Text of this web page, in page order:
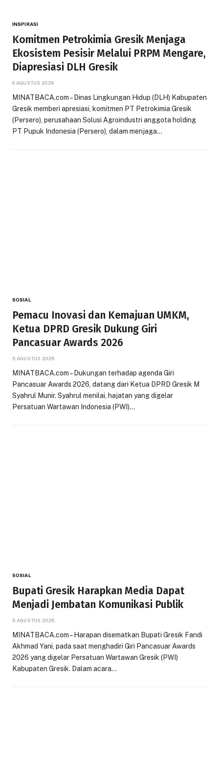
INSPIRASI
Komitmen Petrokimia Gresik Menjaga
Ekosistem Pesisir Melalui PRPM Mengare,
Diapresiasi DLH Gresik
6 AGUSTUS 2026
MINATBACA.com – Dinas Lingkungan Hidup (DLH) Kabupaten
Gresik memberi apresiasi, komitmen PT Petrokimia Gresik
(Persero), perusahaan Solusi Agroindustri anggota holding
PT Pupuk Indonesia (Persero), dalam menjaga…
SOSIAL
Pemacu Inovasi dan Kemajuan UMKM,
Ketua DPRD Gresik Dukung Giri
Pancasuar Awards 2026
5 AGUSTUS 2026
MINATBACA.com – Dukungan terhadap agenda Giri
Pancasuar Awards 2026, datang dari Ketua DPRD Gresik M
Syahrul Munir. Syahrul menilai, hajatan yang digelar
Persatuan Wartawan Indonesia (PWI)…
SOSIAL
Bupati Gresik Harapkan Media Dapat
Menjadi Jembatan Komunikasi Publik
5 AGUSTUS 2026
MINATBACA.com – Harapan disematkan Bupati Gresik Fandi
Akhmad Yani, pada saat menghadiri Giri Pancasuar Awards
2026 yang digelar Persatuan Wartawan Gresik (PWI)
Kabupaten Gresik. Dalam acara…